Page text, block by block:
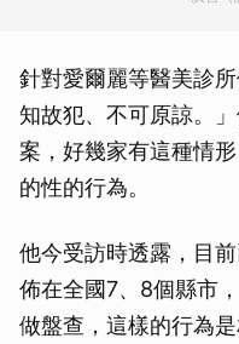
針對愛爾麗等醫美診
知故犯、不可原諒。
案，好幾家有這種情
的性的行為。
他今受訪時透露，目
佈在全國7、8個縣市
做盤查，這樣的行為